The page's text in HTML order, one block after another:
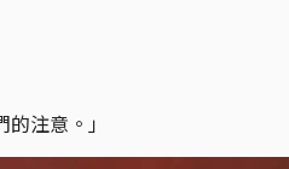
注意。」